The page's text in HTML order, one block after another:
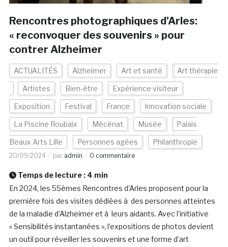
Rencontres photographiques d’Arles:
« reconvoquer des souvenirs » pour
contrer Alzheimer
ACTUALITÉS Alzheimer Art et santé Art thérapie
Artistes Bien-être Expérience visiteur
Exposition Festival France Innovation sociale
La Piscine Roubaix Mécénat Musée Palais
Beaux Arts Lille Personnes agées Philanthropie
20/09/2024 par admin 0 commentaire
Temps de lecture : 4 min
En 2024, les 55èmes Rencontres d’Arles proposent pour la
première fois des visites dédiées à des personnes atteintes
de la maladie d’Alzheimer et à leurs aidants. Avec l’initiative
« Sensibilités instantanées », l’expositions de photos devient
un outil pour réveiller les souvenirs et une forme d’art